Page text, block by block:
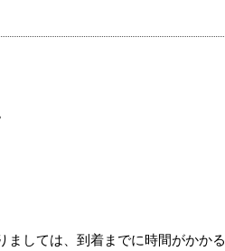
ましては、到着までに時間がかかる